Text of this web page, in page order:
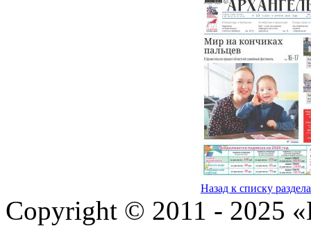
Назад к списку
Copyright © 2011 - 2025